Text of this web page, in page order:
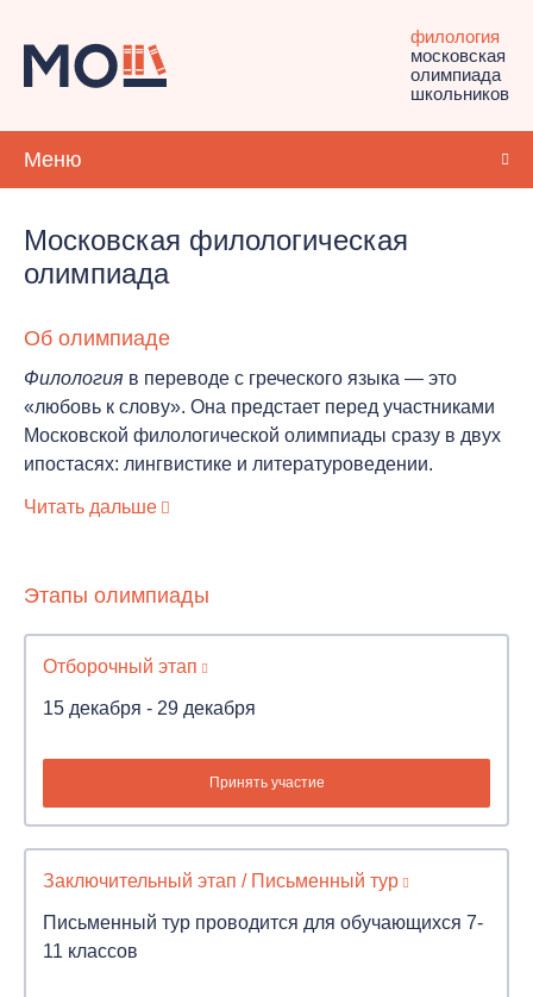
филология
московская
олимпиада
школьников
Меню
Московская филологическая
олимпиада
Об олимпиаде
Филология в переводе с греческого языка — это
«любовь к слову». Она предстает перед участниками
Московской филологической олимпиады сразу в двух
ипостасях: лингвистике и литературоведении.
Читать дальше
Этапы олимпиады
Отборочный этап
15 декабря - 29 декабря
Принять участие
Заключительный этап / Письменный тур
Письменный тур проводится для обучающихся 7-
11 классов